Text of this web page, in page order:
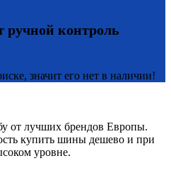
ручной контроль
значит его нет в наличии!
от лучших брендов Европы.
купить шины дешево и при
уровне.